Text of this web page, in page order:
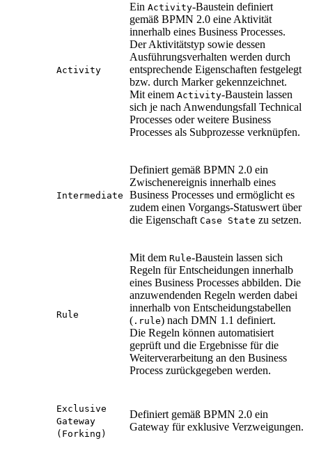
Activity
Ein Activity-Baustein definiert
gemäß BPMN 2.0 eine Aktivität
innerhalb eines Business Processes.
Der Aktivitätstyp sowie dessen
Ausführungsverhalten werden durch
entsprechende Eigenschaften festgelegt
bzw. durch Marker gekennzeichnet.
Mit einem Activity-Baustein lassen
sich je nach Anwendungsfall Technical
Processes oder weitere Business
Processes als Subprozesse verknüpfen.
Intermediate
Definiert gemäß BPMN 2.0 ein
Zwischenereignis innerhalb eines
Business Processes und ermöglicht es
zudem einen Vorgangs-Statuswert über
die Eigenschaft Case State zu setzen.
Rule
Mit dem Rule-Baustein lassen sich
Regeln für Entscheidungen innerhalb
eines Business Processes abbilden. Die
anzuwendenden Regeln werden dabei
innerhalb von Entscheidungstabellen
( .rule) nach DMN 1.1 definiert.
Die Regeln können automatisiert
geprüft und die Ergebnisse für die
Weiterverarbeitung an den Business
Process zurückgegeben werden.
Exclusive
Gateway
(Forking)
Definiert gemäß BPMN 2.0 ein
Gateway für exklusive Verzweigungen.